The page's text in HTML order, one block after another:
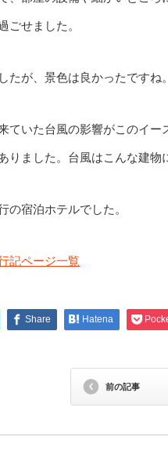
ごせました。
たが、景色は良かったですね。
ていた台風の影響がこのイ
りました。台風はこんな建物
の宿泊ホテルでした。
記ページ一覧
Share Hatena
前の記事